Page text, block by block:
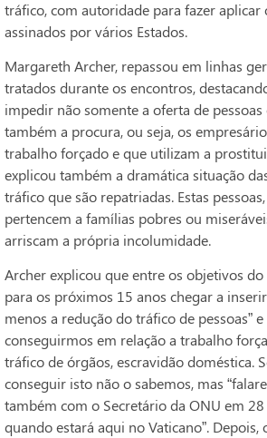
tráfico, com autoridade para fazer aplicar
assinados por vários Estados.
Margareth Archer, repassou em linhas
tratados durante os encontros,
impedir não somente a oferta de pessoas
também a procura, ou seja, os
trabalho forçado e que utilizam a
explicou também a dramática situação
tráfico que são repatriadas. Estas
pertencem a famílias pobres ou
arriscam a própria incolumidade.
Archer explicou que entre os objetivos
para os próximos 15 anos chegar a
menos a redução do tráfico de pessoas”
conseguirmos em relação a trabalho
tráfico de órgãos, escravidão doméstica.
conseguir isto não o sabemos, mas
também com o Secretário da ONU em
quando estará aqui no Vaticano”. Depois,